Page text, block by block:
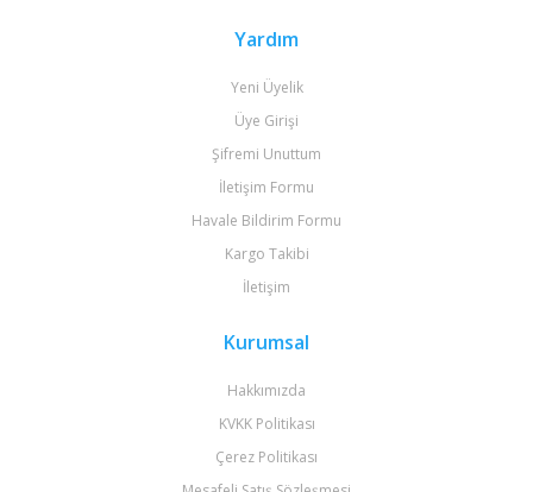
Yardım
Yeni Üyelik
Üye Girişi
Şifremi Unuttum
İletişim Formu
Havale Bildirim Formu
Kargo Takibi
İletişim
Kurumsal
Hakkımızda
KVKK Politikası
Çerez Politikası